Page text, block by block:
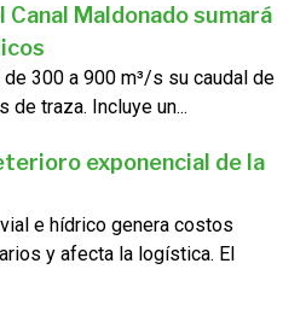
Maldonado sumará
300 a 900 m³/s su caudal de
de traza. Incluye un...
exponencial de la
e hídrico genera costos
y afecta la logística. El